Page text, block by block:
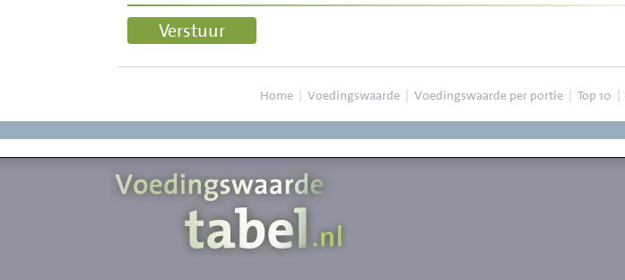
Home | Voedingswaarde | Voedingswaarde per portie | Top 10 |